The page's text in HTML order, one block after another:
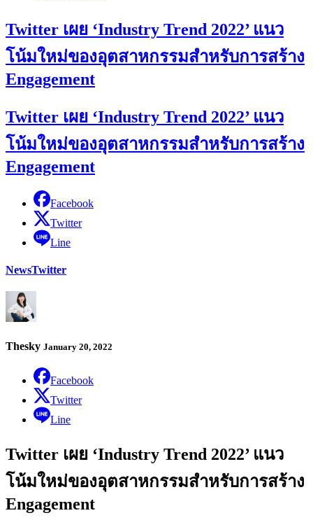
Twitter เผย ‘Industry Trend 2022’ แนว
โน้มใหม่ของอุตสาหกรรมสำหรับการสร้าง
Engagement
Twitter เผย ‘Industry Trend 2022’ แนว
โน้มใหม่ของอุตสาหกรรมสำหรับการสร้าง
Engagement
Facebook
Twitter
Line
NewsTwitter
Thesky January 20, 2022
Facebook
Twitter
Line
Twitter เผย ‘Industry Trend 2022’ แนว
โน้มใหม่ของอุตสาหกรรมสำหรับการสร้าง
Engagement